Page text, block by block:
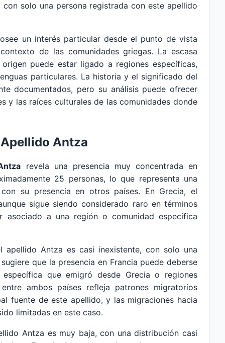
solo una persona registrada con este apellido
un interés particular desde el punto de vista
de las comunidades griegas. La escasa
puede estar ligado a regiones específicas,
particulares. La historia y el significado del
documentados, pero su análisis puede ofrecer
y las raíces culturales de las comunidades donde
Antza
revela una presencia muy concentrada en
25 personas, lo que representa una
su presencia en otros países. En Grecia, el
sigue siendo considerado raro en términos
a una región o comunidad específica
apellido Antza es casi inexistente, con solo una
que la presencia en Francia puede deberse
que emigró desde Grecia o regiones
ambos países refleja patrones migratorios
fuente de este apellido, y las migraciones hacia
limitadas en este caso.
Antza es muy baja, con una distribución casi